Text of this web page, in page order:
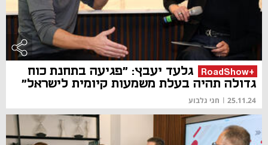
+RoadShow
גלעד יעבץ: "פגיעה בתחנת כוח
גדולה תהיה בעלת משמעות קיומית לישראל"
25.11.24
| חגי גלבוע